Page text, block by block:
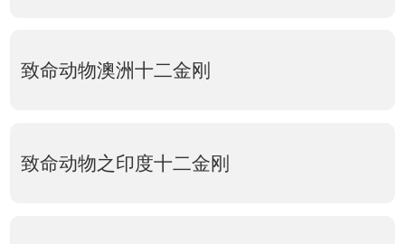
致命动物澳洲十二金刚
致命动物之印度十二金刚